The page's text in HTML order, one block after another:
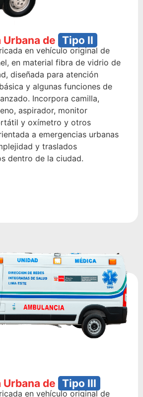
de Tipo II
en vehículo original de
en material fibra de vidrio de
diseñada para atención
y algunas funciones de
Incorpora camilla,
aspirador, monitor
y oxímetro y otros
a emergencias urbanas
y traslados
dentro de la ciudad.
de Tipo III
en vehículo original de